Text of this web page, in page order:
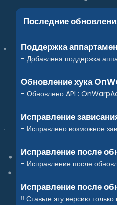
к
ц
и
и
Последние
Поддержка
- Добавлена поддержка
Обновление хука
- Обновлено API :
Исправление
- Исправлено возможное
Исправление после
- Исправление после
Исправление после
‼️ Ставьте эту версию